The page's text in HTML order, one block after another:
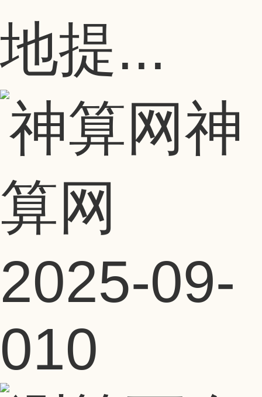
地提...
神
算网
2025-09-
010